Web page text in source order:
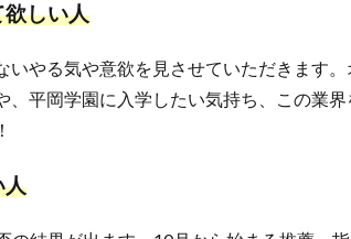
しい人
いやる気や意欲を見させていただきます
、平岡学園に入学したい気持ち、この業
人